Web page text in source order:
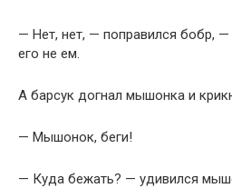
— Нет, нет, — поправился бобр,
его не ем.
А барсук догнал мышонка и
— Мышонок, беги!
— Куда бежать? — удивился